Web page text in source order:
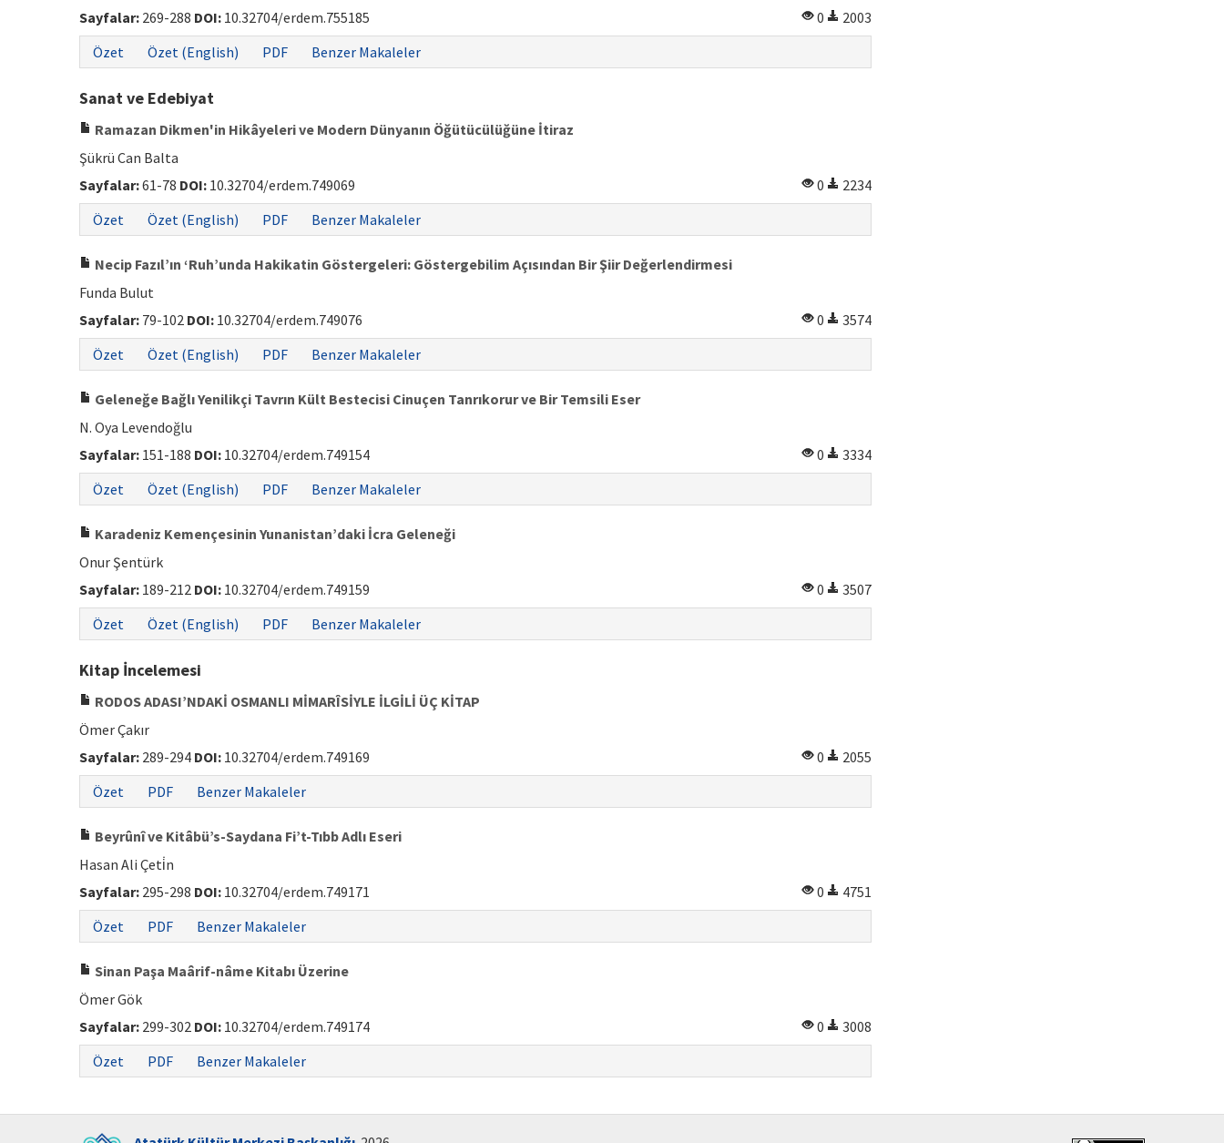
Sayfalar: 269-288 DOI: 10.32704/erdem.755185 0
2003
Özet
Özet (English) PDF Benzer Makaleler
Sanat ve Edebiyat
Ramazan Dikmen'in Hikâyeleri ve Modern Dünyanın Öğütücülüğüne İtiraz
Şükrü Can Balta
Sayfalar:61-78 DOI: 10.32704/erdem.749069 0
2234
Özet
Özet (English) PDF Benzer Makaleler
Necip Fazıl’ın ‘Ruh’unda Hakikatin Göstergeleri: Göstergebilim Açısından Bir Şiir Değerlendirmesi
Funda Bulut
Sayfalar: 79-102 DOI: 10.32704/erdem.749076 0
3574
Özet
Özet (English) PDF Benzer Makaleler
Geleneğe Bağlı Yenilikçi Tavrın Kült Bestecisi Cinuçen Tanrıkorur ve Bir Temsili Eser
N. Oya Levendoğlu
Sayfalar: 151-188 DOI: 10.32704/erdem.749154 0
3334
Özet
Özet (English) PDF Benzer Makaleler
Karadeniz Kemençesinin Yunanistan’daki İcra Geleneği
Onur Şentürk
Sayfalar: 189-212 DOI: 10.32704/erdem.749159 0
3507
Özet
Özet (English) PDF Benzer Makaleler
Kitap İncelemesi
RODOS ADASI’NDAKİ OSMANLI MİMARÎSİYLE İLGİLİ ÜÇ KİTAP
Ömer Çakır
Sayfalar: 289-294 DOI: 10.32704/erdem.749169 0
2055
Özet
PDF Benzer Makaleler
Beyrûnî ve Kitâbü’s-Saydana Fi’t-Tıbb Adlı Eseri
Hasan Ali Çeti̇n
Sayfalar: 295-298 DOI: 10.32704/erdem.749171 0
4751
Özet
PDF Benzer Makaleler
Sinan Paşa Maârif-nâme Kitabı Üzerine
Ömer Gök
Sayfalar: 299-302 DOI: 10.32704/erdem.749174 0
3008
Özet
PDF Benzer Makaleler